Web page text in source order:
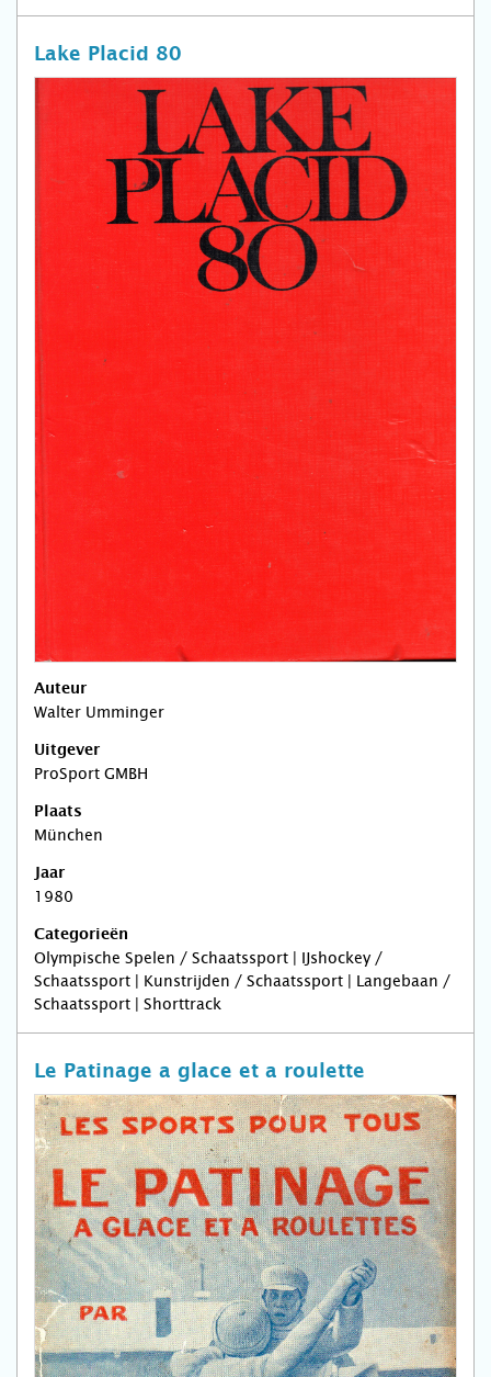
Lake Placid 80
Auteur
Walter Umminger
Uitgever
ProSport GMBH
Plaats
München
Jaar
1980
Categorieën
Olympische Spelen / Schaatssport | IJshockey /
Schaatssport | Kunstrijden / Schaatssport | Langebaan /
Schaatssport | Shorttrack
Le Patinage a glace et a roulette